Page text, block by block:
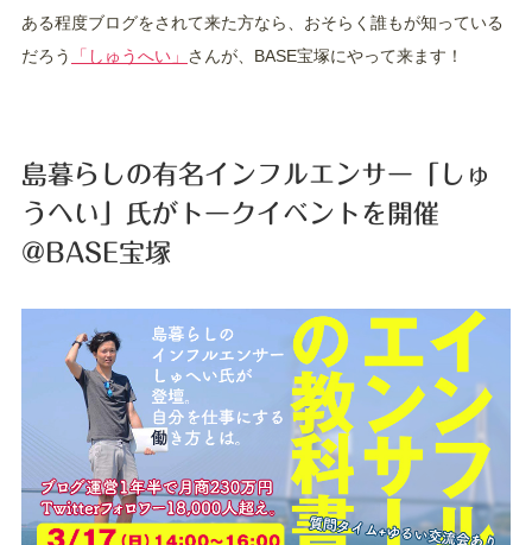
ある程度ブログをされて来た方なら、おそらく誰もが知っている
だろう
「しゅうへい」 さんが、BASE宝塚にやって来ます！
島暮らしの有名インフルエンサー「しゅ
うへい」氏がトークイベントを開催
@BASE宝塚